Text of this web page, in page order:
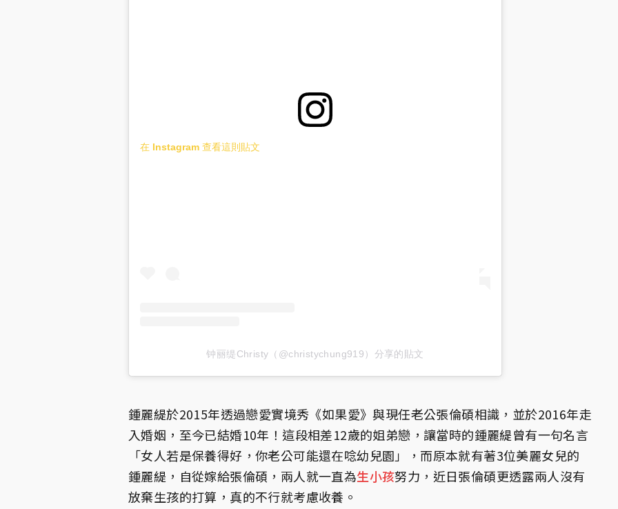
在 Instagram 查看這則貼文
钟丽缇Christy（@christychung919）分享的貼文
鍾麗緹於2015年透過戀愛實境秀《如果愛》與現任老公張倫碩相識，並於2016年走
入婚姻，至今已結婚10年！這段相差12歲的姐弟戀，讓當時的鍾麗緹曾有一句名言
「女人若是保養得好，你老公可能還在唸幼兒園」，而原本就有著3位美麗女兒的
鍾麗緹，自從嫁給張倫碩，兩人就一直為生小孩努力，近日張倫碩更透露兩人沒有
放棄生孩的打算，真的不行就考慮收養。